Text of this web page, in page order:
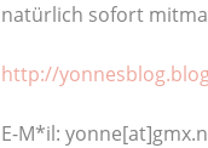
natürlich sofort
http://
E-M*il: